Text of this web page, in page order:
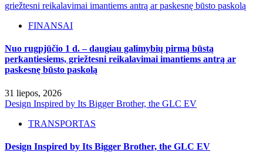
griežtesni reikalavimai imantiems antrą ar paskesnę būsto paskolą
FINANSAI
Nuo rugpjūčio 1 d. – daugiau galimybių pirmą būstą
perkantiesiems, griežtesni reikalavimai imantiems antrą ar
paskesnę būsto paskolą
31 liepos, 2026
Design Inspired by Its Bigger Brother, the GLC EV
TRANSPORTAS
Design Inspired by Its Bigger Brother, the GLC EV